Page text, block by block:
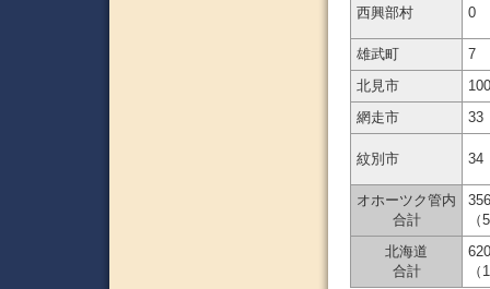
オホーツク管内
合計
356
（
北海道
合計
西興部村 0
雄武町
7
北見市
100
網走市
33
紋別市 34